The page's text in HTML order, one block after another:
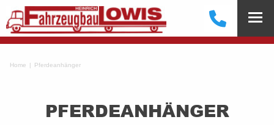
Home Pferdeanhänger
PFERDEANHÄNGER